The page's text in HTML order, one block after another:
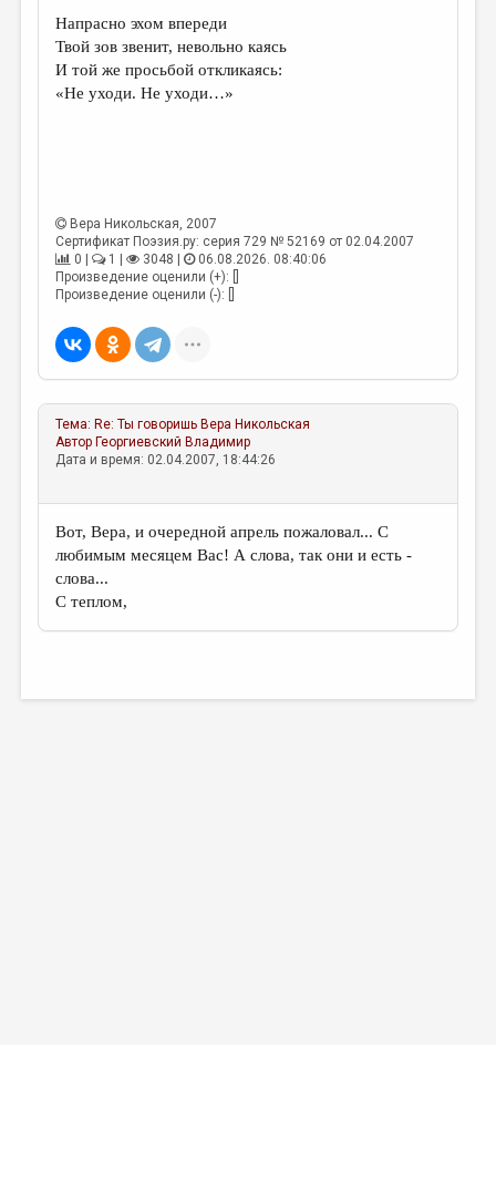
ОБЪЯВЛЕНИЯ
КОЛОНКА РЕДАКТОРА
ЭССЕИСТИКА
ЛИТЕРАТУРОВЕДЕНИЕ
ПУБЛИЦИСТИКА
ЦИКЛЫ ПУБЛИКАЦИЙ
ТРЕДИАКОВСКИЙ
МЕДИА
ВКОНТАКТЕ
Напрасно эхом впереди
Твой зов звенит, невольно каясь
И той же просьбой откликаясь:
«Не уходи. Не уходи…»
Вера Никольская, 2007
Сертификат Поэзия.ру: серия 729 № 52169 от 02.04.2007
0 |
1 | 3048 |
06.08.2026. 08:40:06
Произведение оценили (+): []
Произведение оценили (-): []
Тема: Re: Ты говоришь Вера Никольская
Автор Георгиевский Владимир
Дата и время: 02.04.2007, 18:44:26
Вот, Вера, и очередной апрель пожаловал... С
любимым месяцем Вас! А слова, так они и есть -
слова...
С теплом,